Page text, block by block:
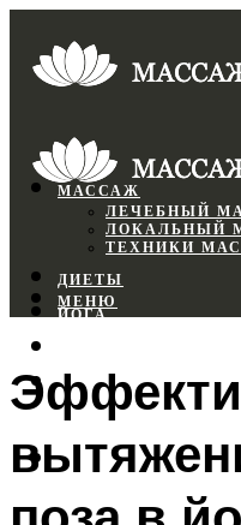
МАССАЖ
ЛЕЧЕБНЫЙ
ЛОКАЛЬНЫЙ
ТЕХНИКИ
ДИЕТЫ
ЙОГА
ФИТНЕС
МЕНЮ
МЕНЮ